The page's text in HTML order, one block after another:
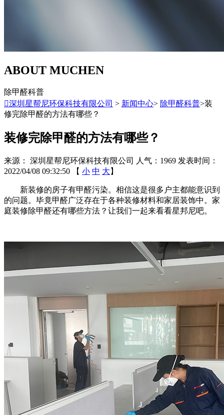
ABOUT MUCHEN
除甲醛科普
深圳星帮尼环保科技有限公司 > 新闻中心> 除甲醛科普>装
修完除甲醛的方法有哪些？
装修完除甲醛的方法有哪些？
来源： 深圳星帮尼环保科技有限公司 人气：1969 发表时间：
2022/04/08 09:32:50
【 小 中 大 】
新装修的房子有甲醛污染。相信这是很多户主都能意识到
的问题。毕竟甲醛广泛存在于各种装修材料和家居装饰中。家
庭装修除甲醛还有哪些方法？让我们一起来看看星邦尼吧。